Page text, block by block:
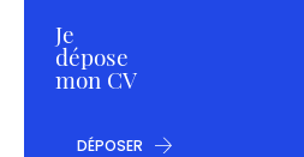
Je
dépose
mon CV
DÉPOSER